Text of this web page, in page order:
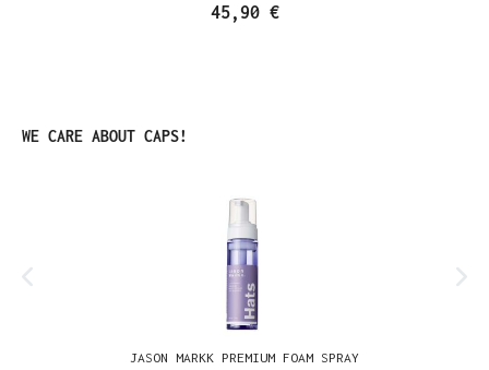
45,90 €
Produktgalerie überspringen
WE CARE ABOUT CAPS!
JASON MARKK PREMIUM FOAM SPRAY